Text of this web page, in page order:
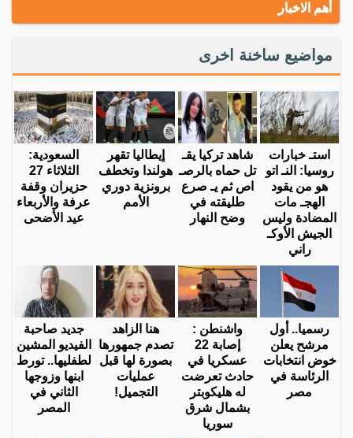
أهم الاخبار
مواضيع ساخنة اخرى
استـ خبارات
روسيا: النـ اتو
هو من يقود
الهجـ مات
المضادة وليس
الجيش الأوكـ
راني
شاهد تركيا يقـ
تل حماه بالرصـ
اص ثم يـ صرع
طليقته في
وضح النهار
إيطاليا تقهر
هولندا وتخطف
برونزية دوري
الأمم
السعودية:
الثلاثاء 27
حزيران وقفة
عرفة والأربعاء
عيد الأضحى
رسميا.. أول
مرشح يعلن
خوض انتخابات
الرئاسة في
مصر
واشنطن :
إصابة 22
عسكريا في
حادث تعرضت
له هليكوبتر
بشمال شرق
سوريا
هنا الزاهد
تصدم جمهورها
بصورة لها قبل
عمليات
التجميل!
جديد صاحبة
الفيديو المشين
لطفليها.. تورط
ابنها وزوجها
الثاني في
المصر